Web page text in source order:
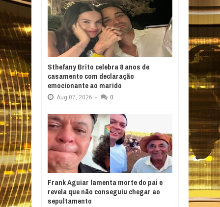
Sthefany Brito celebra 8 anos de
casamento com declaração
emocionante ao marido
Aug 07, 2026 - 0
Frank Aguiar lamenta morte do pai e
revela que não conseguiu chegar ao
sepultamento